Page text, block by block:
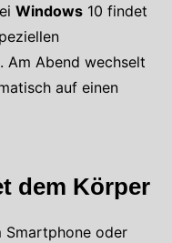
Windows10 findet
Am Abend wechselt
auf einen
dem Körper
Smartphone oder